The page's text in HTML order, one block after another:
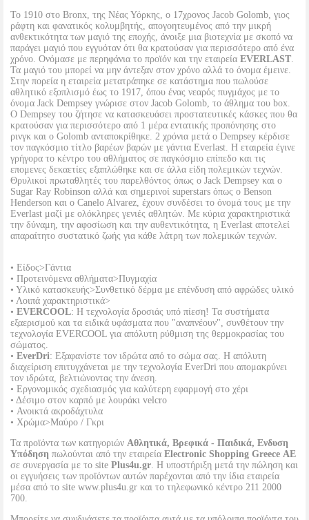
Το 1910 στο Bronx, της Νέας Υόρκης, ο 17χρονος Jacob Golomb, γιος
ράφτη και φανατικός κολυμβητής, απογοητευμένος από την μικρή
ανθεκτικότητα των μαγιό της εποχής, άνοιξε μια βιοτεχνία με σκοπό να
παράγει μαγιό που εγγυόταν ότι θα κρατούσαν για περισσότερο από ένα
χρόνο. Ονόμασε με περηφάνια το προϊόν και την εταιρεία EVERLAST.
Τα μαγιό του μπορεί να μην άντεξαν στον χρόνο αλλά το όνομα έμεινε.
Στην πορεία η εταιρεία μετατράπηκε σε κατάστημα που πωλούσε
αθλητικό εξοπλισμό έως το 1917, όπου ένας νεαρός πυγμάχος με το
όνομα Jack Dempsey γνώρισε στον Jacob Golomb, το άθλημα του box.
Ο Dempsey του ζήτησε να κατασκευάσει προστατευτικές κάσκες που θα
κρατούσαν για περισσότερο από 1 μέρα εντατικής προπόνησης στο
ρινγκ και ο Golomb ανταποκρίθηκε. 2 χρόνια μετά ο Dempsey κέρδισε
τον παγκόσμιο τίτλο βαρέων βαρών με γάντια Everlast. Η εταιρεία έγινε
γρήγορα το κέντρο του αθλήματος σε παγκόσμιο επίπεδο και τις
επομενες δεκαετίες εξαπλώθηκε και σε άλλα είδη πολεμικών τεχνών.
Θρυλικοί πρωταθλητές του παρελθόντος όπως ο Jack Dempsey και ο
Sugar Ray Robinson αλλά και σημερινοί superstars όπως ο Benson
Henderson και ο Canelo Alvarez, έχουν συνδέσει το όνομά τους με την
Everlast μαζί με ολόκληρες γενιές αθλητών. Με κύρια χαρακτηριστικά
την δύναμη, την αφοσίωση και την αυθεντικότητα, η Everlast αποτελεί
απαραίτητο συστατικό ζωής για κάθε λάτρη των πολεμικών τεχνών.
• Είδος>Γάντια
• Προτεινόμενα αθλήματα>Πυγμαχία
• Υλικό κατασκευής>Συνθετικό δέρμα με επένδυση από αφρώδες υλικό
• Λοιπά χαρακτηριστικά>
• EVERCOOL: Η τεχνολογία δροσιάς υπό πίεση! Τα συστήματα
εξαερισμού και τα ειδικά υφάσματα που "αναπνέουν", συνθέτουν την
τεχνολογία EVERCOOL για απόλυτη ρύθμιση της θερμοκρασίας του
σώματος.
• EverDri: Εξαφανίστε τον ιδρώτα από το σώμα σας. Η απόλυτη
διαχείριση επιτυγχάνεται με την τεχνολογία EverDri που απομακρύνει
τον ιδρώτα, βελτιώνοντας την άνεση.
• Εργονομικός σχεδιασμός για καλύτερη εφαρμογή στο χέρι
• Δέσιμο στον καρπό με λουράκι velcro
• Ανοικτά ακροδάχτυλα
• Χρώμα>Μαύρο / Γκρι
Τα προϊόντα των κατηγοριών Αθλητικά, Βρεφικά - Παιδικά, Ενδυση
Υπόδηση πωλούνται από την εταιρεία Electronic Shopping Greece ΑΕ
σε συνεργασία με το site Plus4u.gr. Η υποστήριξη μετά την πώληση και
οι εγγυήσεις των προϊόντων αυτών παρέχονται από την ίδια εταιρεία
μέσα από το site www.plus4u.gr και το τηλεφωνικό κέντρο 211 2000
700.